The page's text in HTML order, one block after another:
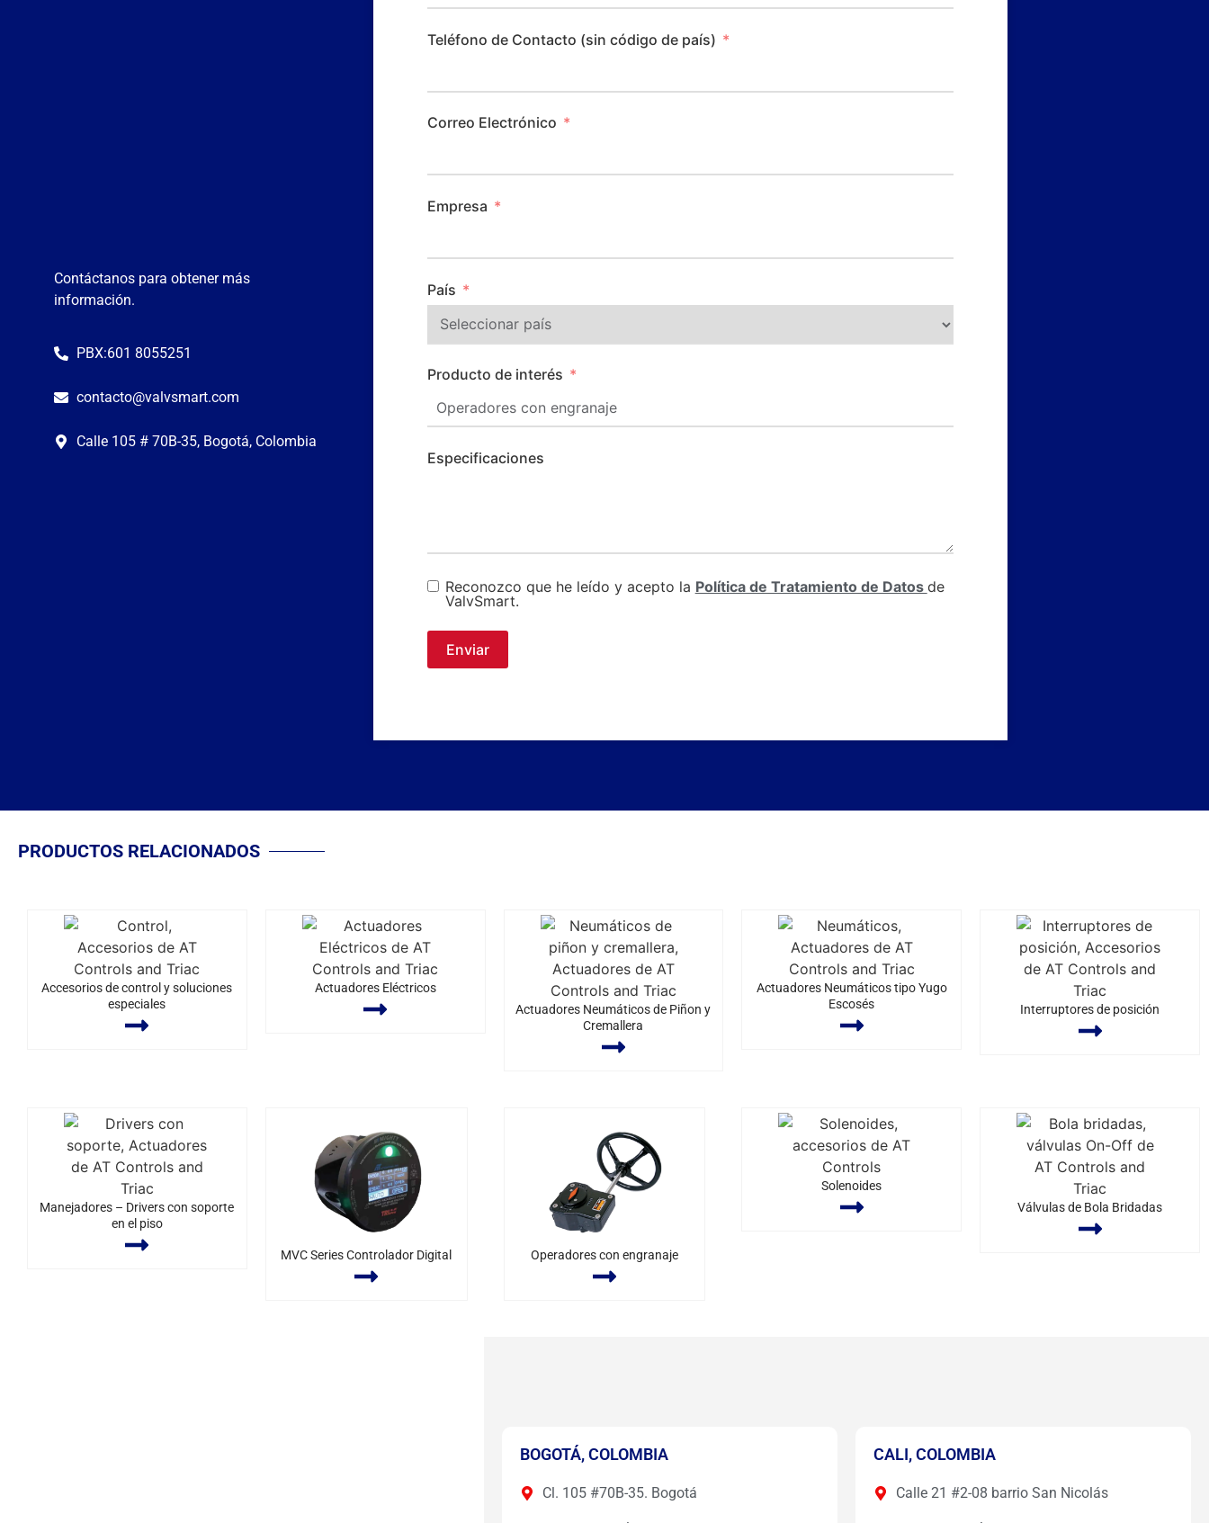
Contáctanos para obtener más
información.
PBX:601 8055251
contacto@valvsmart.com
Calle 105 # 70B-35, Bogotá, Colombia
Teléfono de Contacto (sin código de país)
Correo Electrónico
Empresa
País
Producto de interés
Especificaciones
Reconozco que he leído y acepto la Política de Tratamiento de Datos de
ValvSmart.
Enviar
PRODUCTOS RELACIONADOS
Accesorios de control y soluciones
especiales
Actuadores Eléctricos
Actuadores Neumáticos de Piñon y
Cremallera
Actuadores Neumáticos tipo Yugo
Escosés
Interruptores de posición
Manejadores – Drivers con soporte
en el piso
MVC Series Controlador Digital Operadores con engranaje
Solenoides
Válvulas de Bola Bridadas
BOGOTÁ, COLOMBIA
Cl. 105 #70B-35. Bogotá
CALI, COLOMBIA
Calle 21 #2-08 barrio San Nicolás